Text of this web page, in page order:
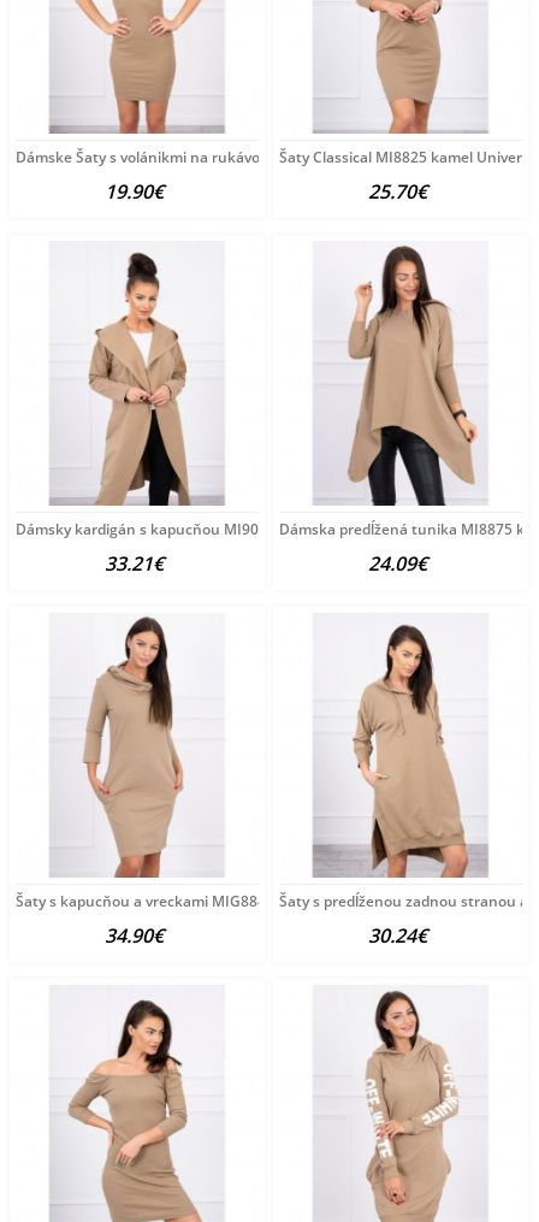
Dámske Šaty s volánikmi na rukávoch MI9098 camel Univerzálna
19.90€
Šaty Classical MI8825 kamel
25.70€
Dámsky kardigán s kapucňou MI9077 kamel Univerzálna
33.21€
Dámska predĺžená tunika MI8875
24.09€
Šaty s kapucňou a vreckami MIG8847 camel Univerzálna
34.90€
Šaty s predĺženou zadnou stranou a
30.24€